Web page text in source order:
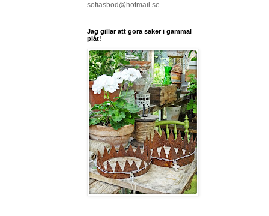
sofiasbod@hotmail.se
Jag gillar att göra saker i gammal
plåt!